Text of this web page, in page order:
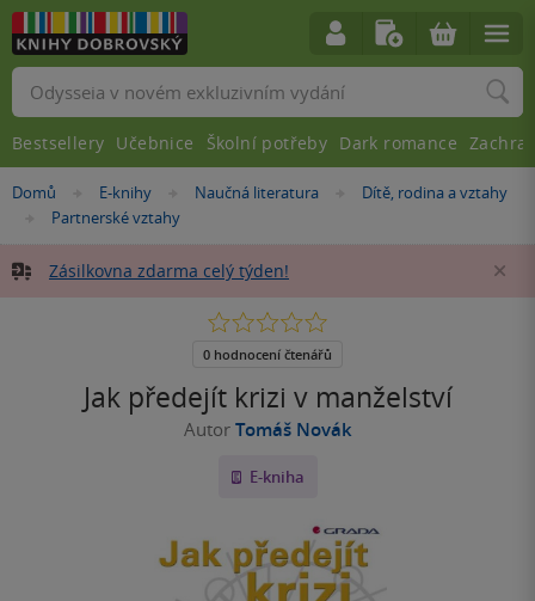
Nacházíte
Domů »E-knihy »Naučná literatura »
Dítě, rodina a vztahy
»Partnerské vztahy
Zásilkovna zdarma celý týden!
Jak předejít krizi v manželství
Autor Tomáš Novák
E-kniha
0.0
5
0 hodnocení čtenářů
Vyhledávání
Bestsellery Učebnice Školní potřeby Dark romance